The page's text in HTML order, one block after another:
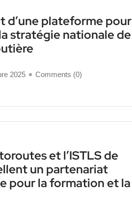
d’une plateforme pour
stratégie nationale de
2025 Comments (0)
et l’ISTLS de
un partenariat
pour la formation et la